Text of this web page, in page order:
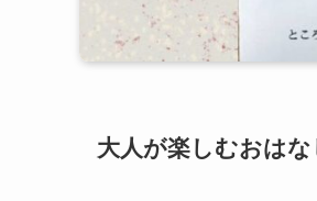
大人が楽しむおはな